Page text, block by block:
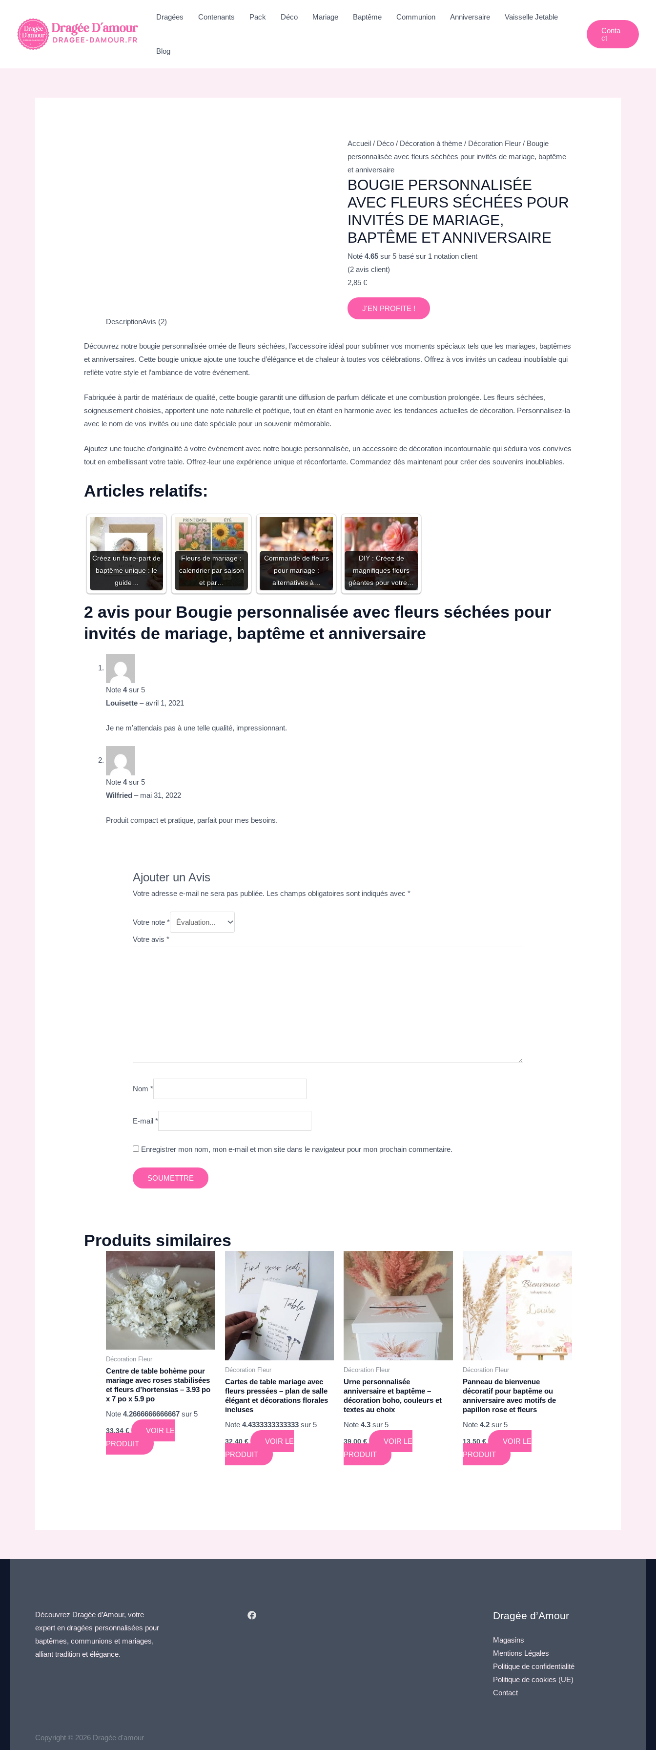
contenu
Dragées Contenants Pack Déco Mariage Baptême Communion Anniversaire Vaisselle Jetable
Blog
Conta
Ct
Accueil / Déco / Décoration à thème / Décoration Fleur / Bougie
personnalisée avec fleurs séchées pour invités de mariage, baptême
et anniversaire
BOUGIE PERSONNALISÉE
AVEC FLEURS SÉCHÉES POUR
INVITÉS DE MARIAGE,
BAPTÊME ET ANNIVERSAIRE
Noté 4.65 sur 5 basé sur 1 notation client
(2 avis client)
2,85 €
J'EN PROFITE !
DescriptionAvis (2)
Découvrez notre bougie personnalisée ornée de fleurs séchées, l’accessoire idéal pour sublimer vos moments spéciaux tels que les mariages, baptêmes
et anniversaires. Cette bougie unique ajoute une touche d’élégance et de chaleur à toutes vos célébrations. Offrez à vos invités un cadeau inoubliable qui
reflète votre style et l’ambiance de votre événement.
Fabriquée à partir de matériaux de qualité, cette bougie garantit une diffusion de parfum délicate et une combustion prolongée. Les fleurs séchées,
soigneusement choisies, apportent une note naturelle et poétique, tout en étant en harmonie avec les tendances actuelles de décoration. Personnalisez-la
avec le nom de vos invités ou une date spéciale pour un souvenir mémorable.
Ajoutez une touche d’originalité à votre événement avec notre bougie personnalisée, un accessoire de décoration incontournable qui séduira vos convives
tout en embellissant votre table. Offrez-leur une expérience unique et réconfortante. Commandez dès maintenant pour créer des souvenirs inoubliables.
Articles relatifs:
Créez un faire-part de
baptême unique : le
guide…
Fleurs de mariage :
calendrier par saison
et par…
Commande de fleurs
pour mariage :
alternatives à…
DIY : Créez de
magnifiques fleurs
géantes pour votre…
2 avis pour Bougie personnalisée avec fleurs séchées pour
invités de mariage, baptême et anniversaire
Note4sur 5
Louisette– avril 1, 2021
Je ne m’attendais pas à une telle qualité, impressionnant.
Note4sur 5
Wilfried– mai 31, 2022
Produit compact et pratique, parfait pour mes besoins.
Ajouter un Avis
Votre adresse e-mail ne sera pas publiée. Les champs obligatoires sont indiqués avec*
Votre note*
Votre avis*
Nom*
E-mail*
Enregistrer mon nom, mon e-mail et mon site dans le navigateur pour mon prochain commentaire.
Produits similaires
Décoration Fleur
Centre de table bohème pour
mariage avec roses stabilisées
et fleurs d’hortensias – 3.93 po
x 7 po x 5.9 po
Note4.2666666666667 sur 5
33,34€
VOIR LE
PRODUIT
Décoration Fleur
Cartes de table mariage avec
fleurs pressées – plan de salle
élégant et décorations florales
incluses
Note 4.4333333333333sur 5
32,40€
VOIR LE
PRODUIT
Décoration Fleur
Urne personnalisée
anniversaire et baptême –
décoration boho, couleurs et
textes au choix
Note4.3 sur 5
39,00€
VOIR LE
PRODUIT
Décoration Fleur
Panneau de bienvenue
décoratif pour baptême ou
anniversaire avec motifs de
papillon rose et fleurs
Note4.2 sur 5
13,50€
VOIR LE
PRODUIT
Découvrez Dragée d’Amour, votre
expert en dragées personnalisées pour
baptêmes, communions et mariages,
alliant tradition et élégance.
Dragée d’Amour
Magasins
Mentions Légales
Politique de confidentialité
Politique de cookies (UE)
Contact
Copyright © 2026 Dragée d'amour